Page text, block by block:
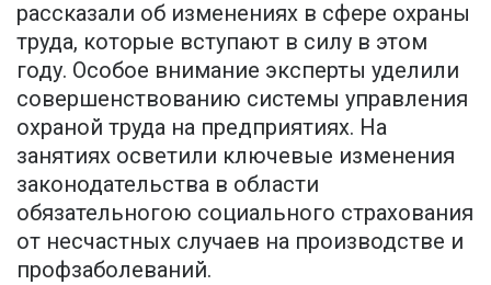
рассказали об изменениях в сфере охраны
труда, которые вступают в силу в этом
году. Особое внимание эксперты уделили
совершенствованию системы управления
охраной труда на предприятиях. На
занятиях осветили ключевые изменения
законодательства в области
обязательногою социального страхования
от несчастных случаев на производстве и
профзаболеваний.